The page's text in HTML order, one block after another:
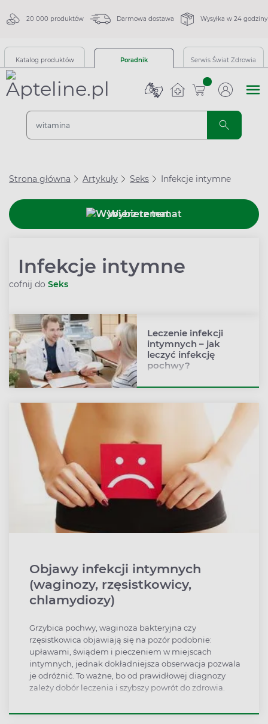
20 000 produktów Darmowa dostawa Wysyłka w 24 godziny
Katalog produktów Poradnik Serwis Świat Zdrowia
sztuk
Strona główna Artykuły Seks Infekcje intymne
Wybierz temat
Infekcje intymne
Rozwiń podmenu
cofnij do Seks
Leczenie infekcji
intymnych – jak
leczyć infekcję
pochwy?
Objawy infekcji intymnych
(waginozy, rzęsistkowicy,
chlamydiozy)
Grzybica pochwy, waginoza bakteryjna czy
rzęsistkowica objawiają się na pozór podobnie:
upławami, świądem i pieczeniem w miejscach
intymnych, jednak dokładniejsza obserwacja pozwala
je odróżnić. To ważne, bo od prawidłowej diagnozy
zależy dobór leczenia i szybszy powrót do zdrowia.